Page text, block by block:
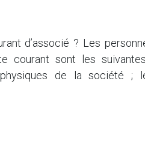
d’associé ? Les
courant sont les
de la société ;